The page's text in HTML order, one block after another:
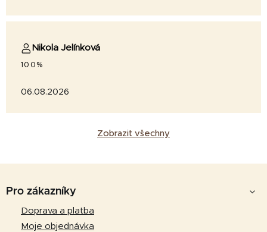
Nikola Jelínková
100%
06.08.2026
Zobrazit všechny
Pro zákazníky
Doprava a platba
Moje objednávka